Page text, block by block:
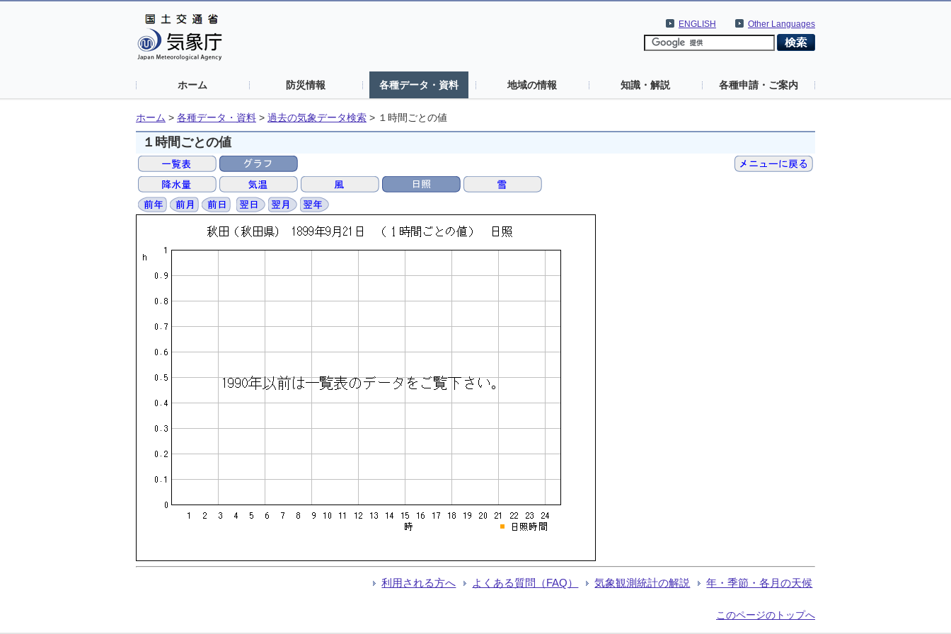
Other Languages
ENGLISH
ホーム 防災情報 各種データ・資料 地域の情報 知識・解説 各種申請・ご案内
ホーム > 各種データ・資料 > 過去の気象データ検索 > １時間ごとの値
１時間ごとの値
利用される方へ よくある質問（FAQ） 気象観測統計の解説 年・季節・各月の天候
このページのトップへ